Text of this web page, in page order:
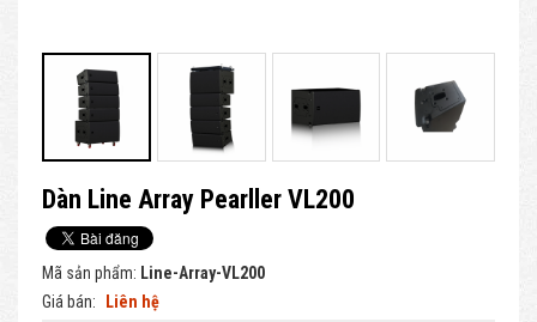
Dàn Line Array Pearller VL200
Mã sản phẩm: Line-Array-VL200
Giá bán:
Liên hệ